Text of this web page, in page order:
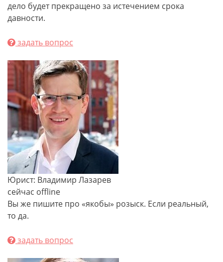
дело будет прекращено за истечением срока
давности.
задать вопрос
Юрист: Владимир Лазарев
сейчас offline
Вы же пишите про «якобы» розыск. Если реальный,
то да.
задать вопрос